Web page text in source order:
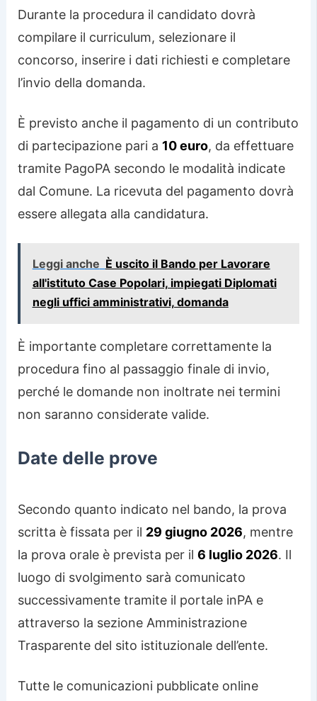
Durante la procedura il candidato dovrà
compilare il curriculum, selezionare il
concorso, inserire i dati richiesti e completare
l’invio della domanda.
È previsto anche il pagamento di un contributo
di partecipazione pari a 10 euro, da effettuare
tramite PagoPA secondo le modalità indicate
dal Comune. La ricevuta del pagamento dovrà
essere allegata alla candidatura.
Leggi anche È uscito il Bando per Lavorare
all'istituto Case Popolari, impiegati Diplomati
negli uffici amministrativi, domanda
È importante completare correttamente la
procedura fino al passaggio finale di invio,
perché le domande non inoltrate nei termini
non saranno considerate valide.
Date delle prove
Secondo quanto indicato nel bando, la prova
scritta è fissata per il 29 giugno 2026, mentre
la prova orale è prevista per il6 luglio 2026. Il
luogo di svolgimento sarà comunicato
successivamente tramite il portale inPA e
attraverso la sezione Amministrazione
Trasparente del sito istituzionale dell’ente.
Tutte le comunicazioni pubblicate online